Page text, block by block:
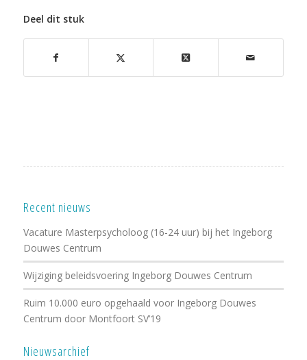
Deel dit stuk
Recent nieuws
Vacature Masterpsycholoog (16-24 uur) bij het Ingeborg
Douwes Centrum
Wijziging beleidsvoering Ingeborg Douwes Centrum
Ruim 10.000 euro opgehaald voor Ingeborg Douwes
Centrum door Montfoort SV’19
Nieuwsarchief